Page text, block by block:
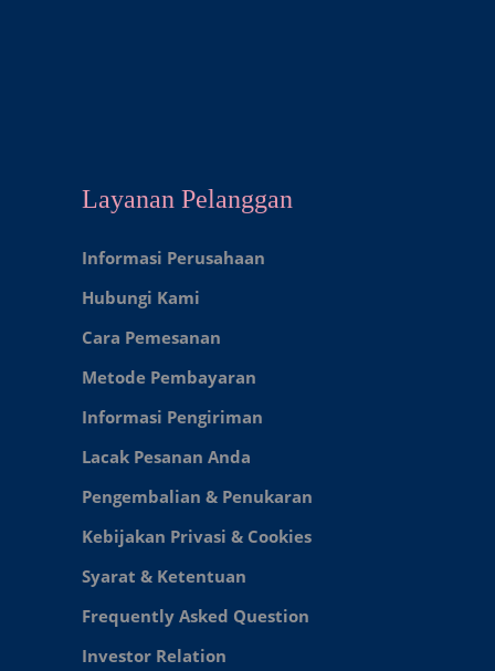
Layanan Pelanggan
Informasi Perusahaan
Hubungi Kami
Cara Pemesanan
Metode Pembayaran
Informasi Pengiriman
Lacak Pesanan Anda
Pengembalian & Penukaran
Kebijakan Privasi & Cookies
Syarat & Ketentuan
Frequently Asked Question
Investor Relation